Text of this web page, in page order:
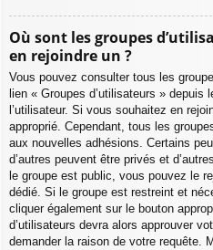
Où sont les groupes
en rejoindre un ?
Vous pouvez consulter tous les
lien « Groupes d’utilisateurs » depuis
l’utilisateur. Si vous souhaitez en
approprié. Cependant, tous les
aux nouvelles adhésions. Certains
d’autres peuvent être privés et
le groupe est public, vous pouvez le
dédié. Si le groupe est restreint et
cliquer également sur le bouton
d’utilisateurs devra alors approuver
demander la raison de votre requête.